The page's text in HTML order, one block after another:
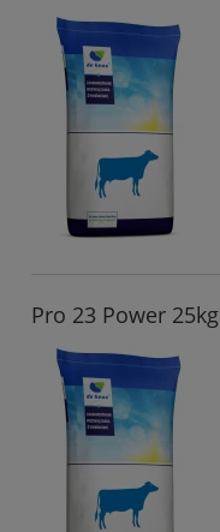
Pro 23 Power 25kg